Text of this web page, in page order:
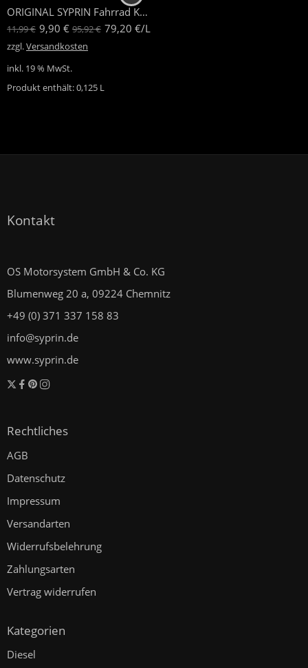
ORIGINAL SYPRIN Fahrrad Kettenöl
11,99€ 9,90 € 95,92€ 79,20 €/L
zzgl.Versandkosten
inkl. 19 % MwSt.
Produkt enthält: 0,125 L
Kontakt
OS Motorsystem GmbH & Co. KG
Blumenweg 20 a, 09224 Chemnitz
+49 (0) 371 337 158 83
info@syprin.de
www.syprin.de
Rechtliches
AGB
Datenschutz
Impressum
Versandarten
Widerrufsbelehrung
Zahlungsarten
Vertrag widerrufen
Kategorien
Diesel